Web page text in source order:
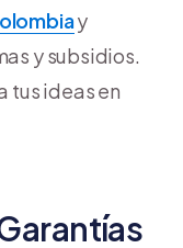
y
y subsidios.
tus ideas en